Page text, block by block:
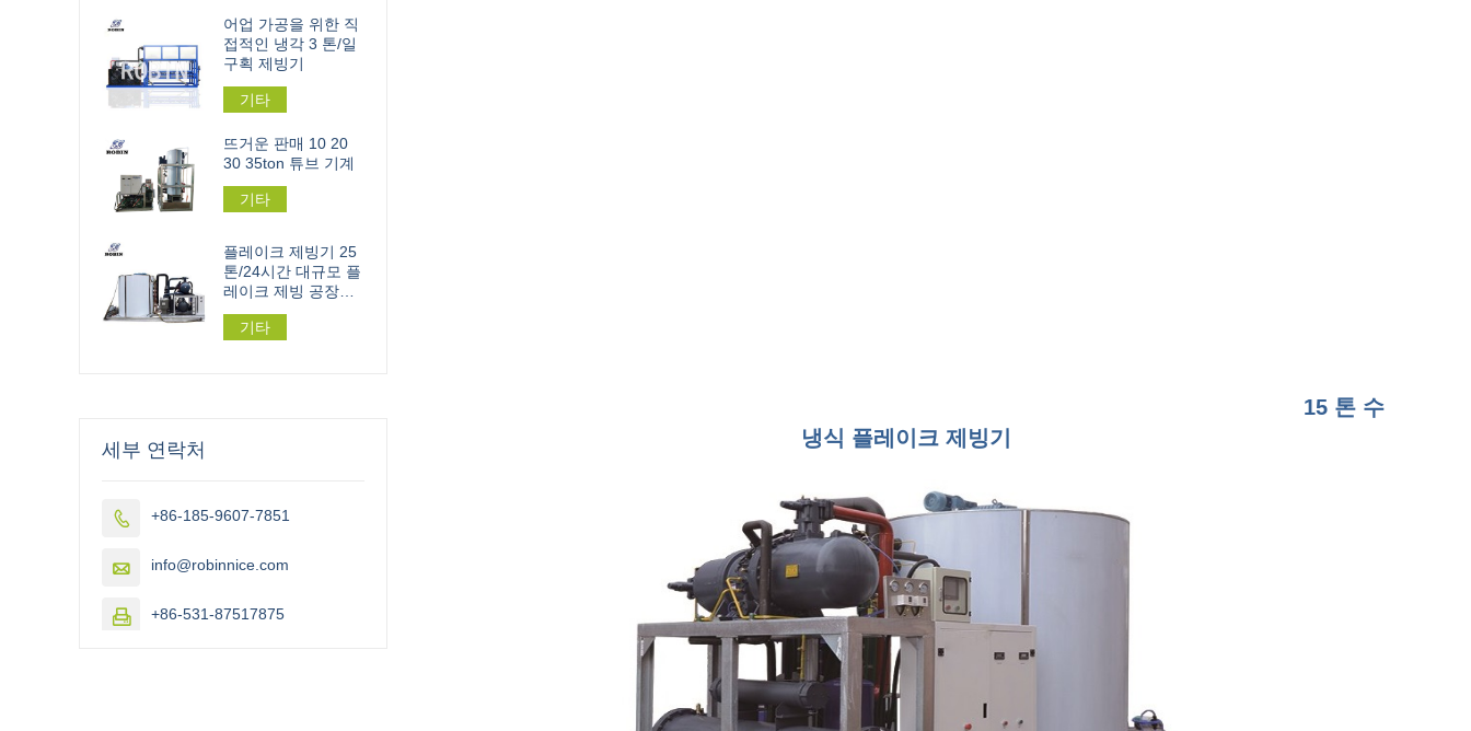
15 톤 수
냉식 플레이크 제빙기
어업 가공을 위한 직
접적인 냉각 3 톤/일
구획 제빙기
기타
뜨거운 판매 10 20
30 35ton 튜브 기계
기타
플레이크 제빙기 25
톤/24시간 대규모 플
레이크 제빙 공장용
162.5kw
기타
세부 연락처
 +86-185-9607-7851
 info@robinnice.com
 +86-531-87517875